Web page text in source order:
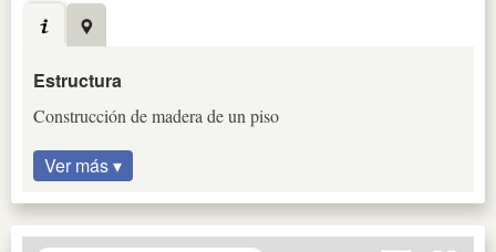
Estructura
Construcción de madera de un piso
Ver más ▾